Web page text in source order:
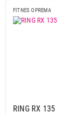
FITNES OPREMA
RING RX 135